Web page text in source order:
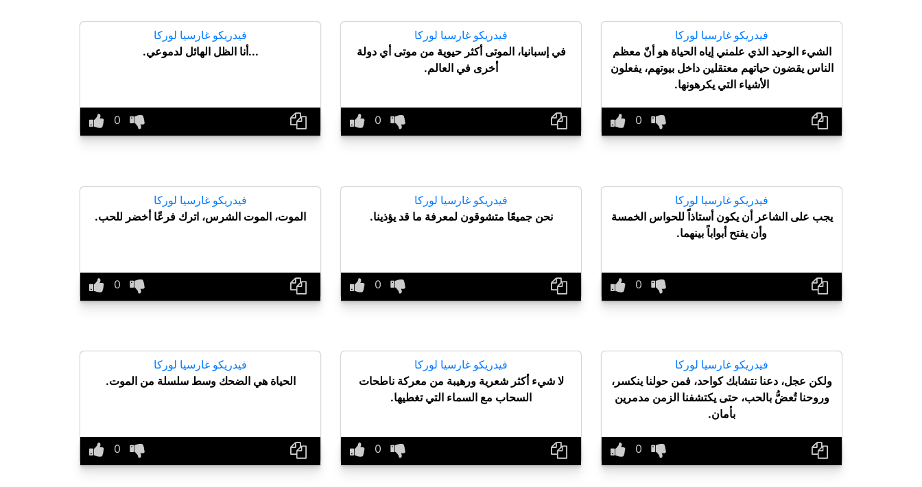
فيدريكو غارسيا لوركا
الشيء الوحيد الذي علمني إياه الحياة هو أنّ معظم
الناس يقضون حياتهم معتقلين داخل بيوتهم، يفعلون
الأشياء التي يكرهونها.
فيدريكو غارسيا لوركا
في إسبانيا، الموتى أكثر حيوية من موتى أي دولة
أخرى في العالم.
فيدريكو غارسيا لوركا
...أنا الظل الهائل لدموعي.
فيدريكو غارسيا لوركا
يجب على الشاعر أن يكون أستاذاً للحواس الخمسة
وأن يفتح أبواباً بينهما.
فيدريكو غارسيا لوركا
نحن جميعًا متشوقون لمعرفة ما قد يؤذينا.
فيدريكو غارسيا لوركا
الموت، الموت الشرس، اترك فرعًا أخضر للحب.
فيدريكو غارسيا لوركا
ولكن عجل، دعنا نتشابك كواحد، فمن حولنا ينكسر،
وروحنا تُعضُّ بالحب، حتى يكتشفنا الزمن مدمرين
بأمان.
فيدريكو غارسيا لوركا
لا شيء أكثر شعرية ورهيبة من معركة ناطحات
السحاب مع السماء التي تغطيها.
فيدريكو غارسيا لوركا
الحياة هي الضحك وسط سلسلة من الموت.